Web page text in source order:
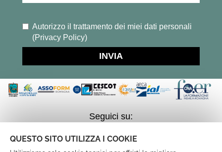
Autorizzo il trattamento dei miei dati personali
(Privacy Policy)
INVIA
Seguici su:
QUESTO SITO UTILIZZA I COOKIE